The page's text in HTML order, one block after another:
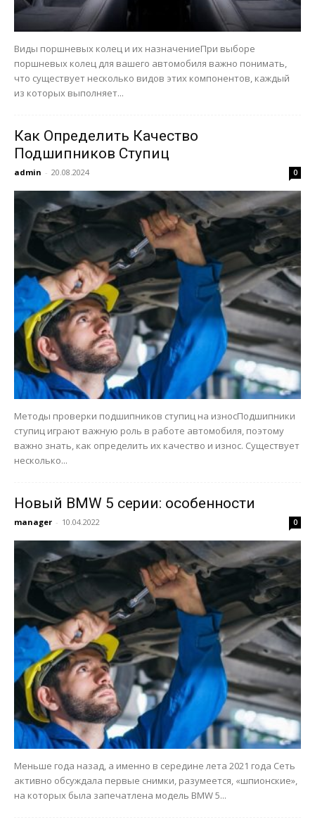
Виды поршневых колец и их назначениеПри выборе
поршневых колец для вашего автомобиля важно понимать,
что существует несколько видов этих компонентов, каждый
из которых выполняет...
Как Определить Качество
Подшипников Ступиц
admin - 20.08.2024 0
Методы проверки подшипников ступиц на износПодшипники
ступиц играют важную роль в работе автомобиля, поэтому
важно знать, как определить их качество и износ. Существует
несколько...
Новый BMW 5 серии: особенности
manager - 10.04.2022 0
Меньше года назад, а именно в середине лета 2021 года Сеть
активно обсуждала первые снимки, разумеется, «шпионские»,
на которых была запечатлена модель BMW 5...